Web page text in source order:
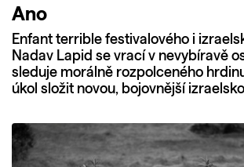
Ano
Enfant terrible festivalového i
Nadav Lapid se vrací v nevybíravě
sleduje morálně rozpolceného
úkol složit novou, bojovnější